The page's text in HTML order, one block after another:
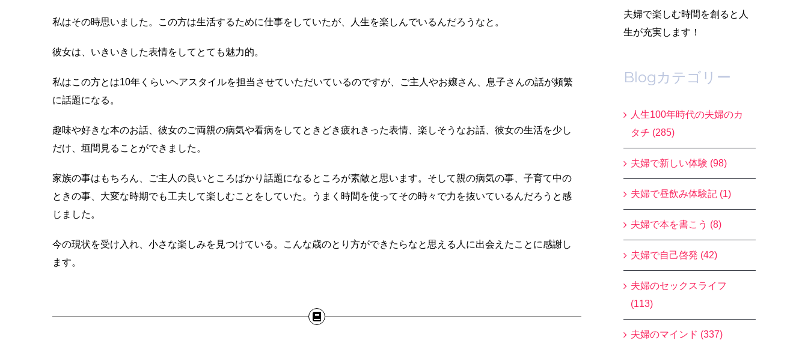
私はその時思いました。この方は生活するために仕事をしていたが、人生を楽しんでいるんだろうなと。
彼女は、いきいきした表情をしてとても魅力的。
私はこの方とは10年くらいヘアスタイルを担当させていただいているのですが、ご主人やお嬢さん、息子さんの話が頻繁
に話題になる。
趣味や好きな本のお話、彼女のご両親の病気や看病をしてときどき疲れきった表情、楽しそうなお話、彼女の生活を少し
だけ、垣間見ることができました。
家族の事はもちろん、ご主人の良いところばかり話題になるところが素敵と思います。そして親の病気の事、子育て中の
ときの事、大変な時期でも工夫して楽しむことをしていた。うまく時間を使ってその時々で力を抜いているんだろうと感
じました。
今の現状を受け入れ、小さな楽しみを見つけている。こんな歳のとり方ができたらなと思える人に出会えたことに感謝し
ます。
夫婦で楽しむ時間を創ると人
生が充実します！
Blogカテゴリー
人生100年時代の夫婦のカ
タチ (285)
夫婦で新しい体験 (98)
夫婦で昼飲み体験記 (1)
夫婦で本を書こう (8)
夫婦で自己啓発 (42)
夫婦のセックスライフ
(113)
夫婦のマインド (337)